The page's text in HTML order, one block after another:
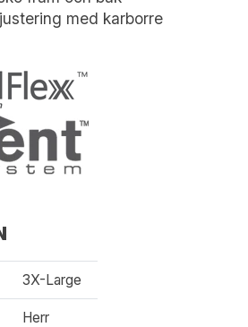
med karborre
3X-Large
Herr